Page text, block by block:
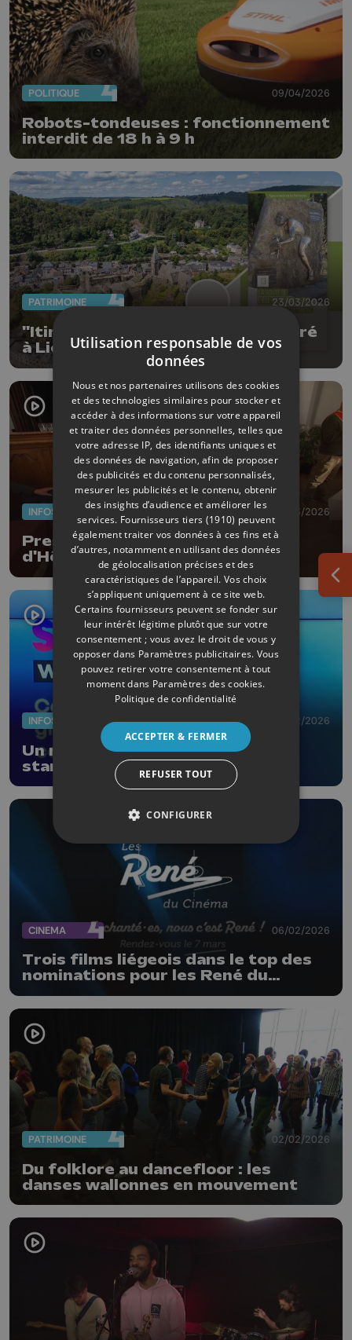
POLITIQUE 09/04/2026
Robots-tondeuses : fonctionnement
interdit de 18 h à 9 h
PATRIMOINE 23/03/2026
"Itinéraire du patrimoine" consacré
à Liège-Bastogne-Liège
INFOS 18/03/2026
Prestigieux concours à l'École
d'Hôtellerie de Liège
INFOS 27/02/2026
Un nouveau programme pour les
start-up wallonnes
CINEMA 06/02/2026
Trois films liégeois dans le top des
nominations pour les René du
PATRIMOINE 02/02/2026
Du folklore au dancefloor : les
danses wallonnes en mouvement
Utilisation responsable de vos
données
Nous et nos partenaires utilisons des cookies
et des technologies similaires pour stocker et
accéder à des informations sur votre appareil
et traiter des données personnelles, telles que
votre adresse IP, des identifiants uniques et
des données de navigation, afin de proposer
des publicités et du contenu personnalisés,
mesurer les publicités et le contenu, obtenir
des insights d’audience et améliorer les
services. Fournisseurs tiers (1910) peuvent
également traiter vos données à ces fins et à
d’autres, notamment en utilisant des données
de géolocalisation précises et des
caractéristiques de l’appareil. Vos choix
s’appliquent uniquement à ce site web.
Certains fournisseurs peuvent se fonder sur
leur intérêt légitime plutôt que sur votre
consentement ; vous avez le droit de vous y
opposer dans Paramètres publicitaires. Vous
pouvez retirer votre consentement à tout
moment dans Paramètres des cookies.
Politique de confidentialité
ACCEPTER & FERMER
REFUSER TOUT
CONFIGURER